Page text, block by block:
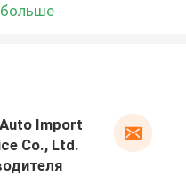
Import
Co., Ltd.